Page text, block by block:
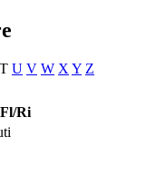
T U V W X Y Z
Ri